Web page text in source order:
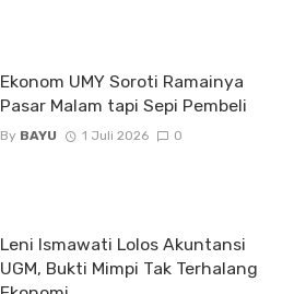
Ekonom UMY Soroti Ramainya
Pasar Malam tapi Sepi Pembeli
By BAYU 1 Juli 2026 0
Leni Ismawati Lolos Akuntansi
UGM, Bukti Mimpi Tak Terhalang